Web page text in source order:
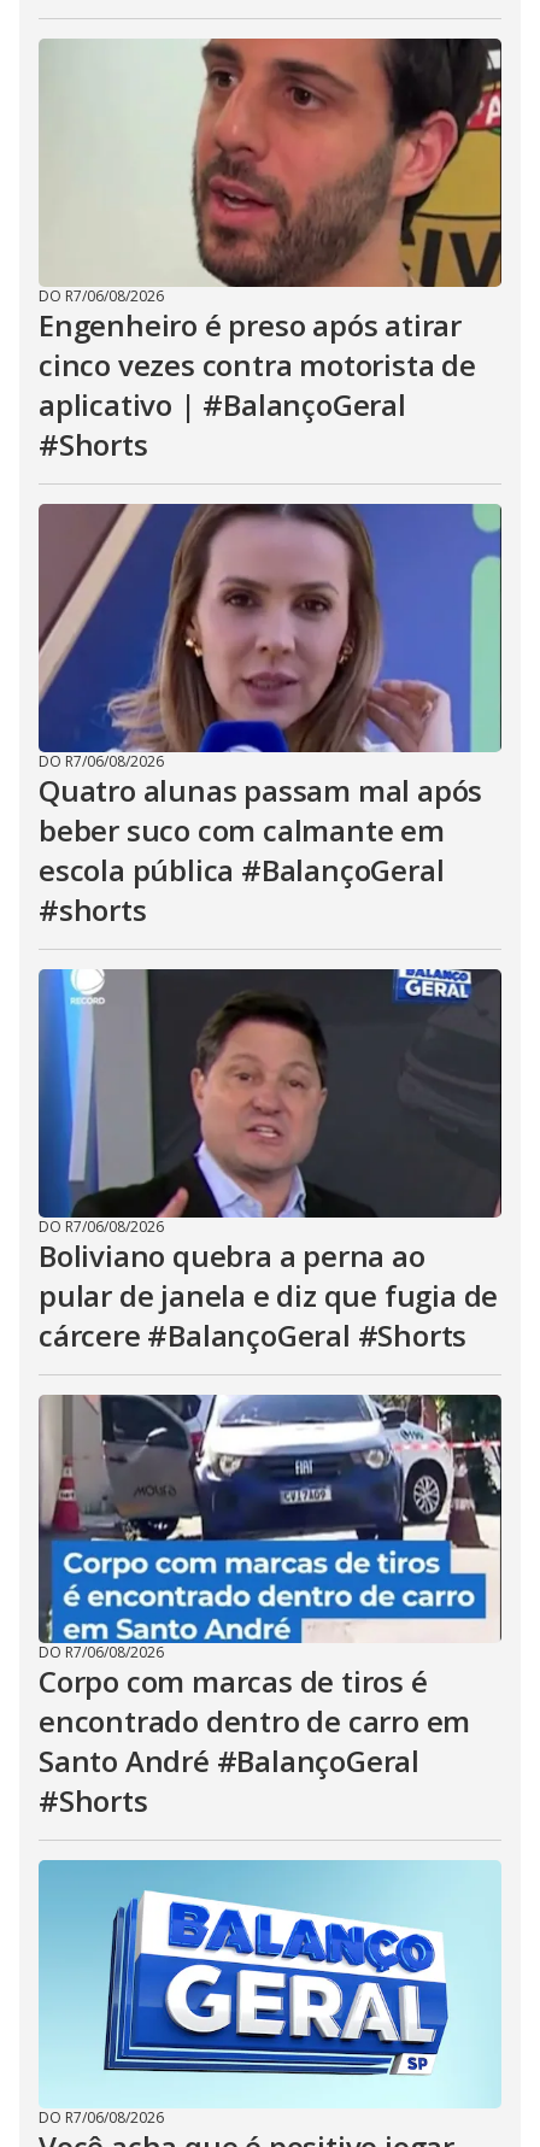
DO R7/06/08/2026
Engenheiro é preso após atirar
cinco vezes contra motorista de
aplicativo | #BalançoGeral
#Shorts
DO R7/06/08/2026
Quatro alunas passam mal após
beber suco com calmante em
escola pública #BalançoGeral
#shorts
DO R7/06/08/2026
Boliviano quebra a perna ao
pular de janela e diz que fugia de
cárcere #BalançoGeral #Shorts
DO R7/06/08/2026
Corpo com marcas de tiros é
encontrado dentro de carro em
Santo André #BalançoGeral
#Shorts
DO R7/06/08/2026